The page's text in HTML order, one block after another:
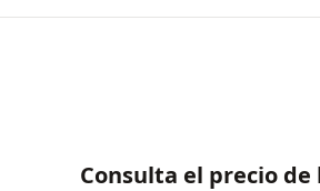
Consulta el precio